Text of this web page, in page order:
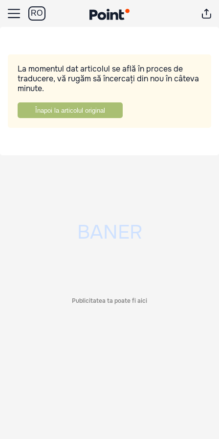
RO
La momentul dat articolul se află în proces de
traducere, vă rugăm să încercați din nou în câteva
minute.
Înapoi la articolul original
Publicitatea ta poate fi aici